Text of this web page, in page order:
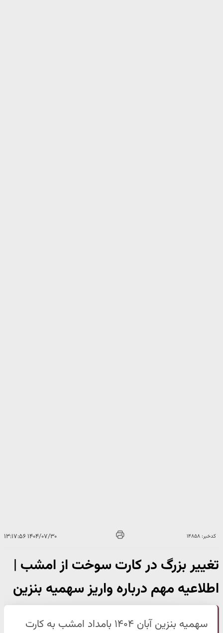
کدخبر: ۱۴۸۵۸ ۱۴۰۴/۰۷/۳۰ ۱۳:۱۷:۵۶
تغییر بزرگ در کارت سوخت از امشب |
اطلاعیه مهم درباره واریز سهمیه بنزین
سهمیه بنزین آبان ۱۴۰۴ بامداد امشب به کارت